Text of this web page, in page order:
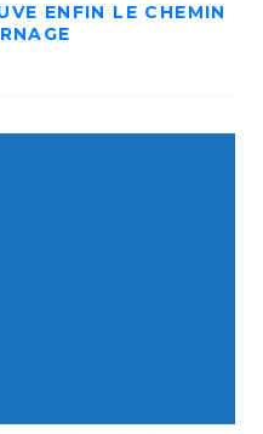
ENFIN LE CHEMIN